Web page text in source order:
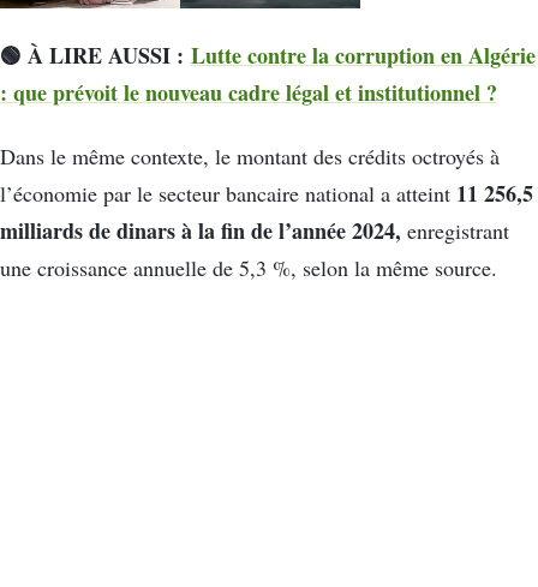
🟢 À LIRE AUSSI : Lutte contre la corruption en Algérie
: que prévoit le nouveau cadre légal et institutionnel ?
Dans le même contexte, le montant des crédits octroyés à
l’économie par le secteur bancaire national a atteint 11 256,5
milliards de dinars à la fin de l’année 2024, enregistrant
une croissance annuelle de 5,3 %, selon la même source.